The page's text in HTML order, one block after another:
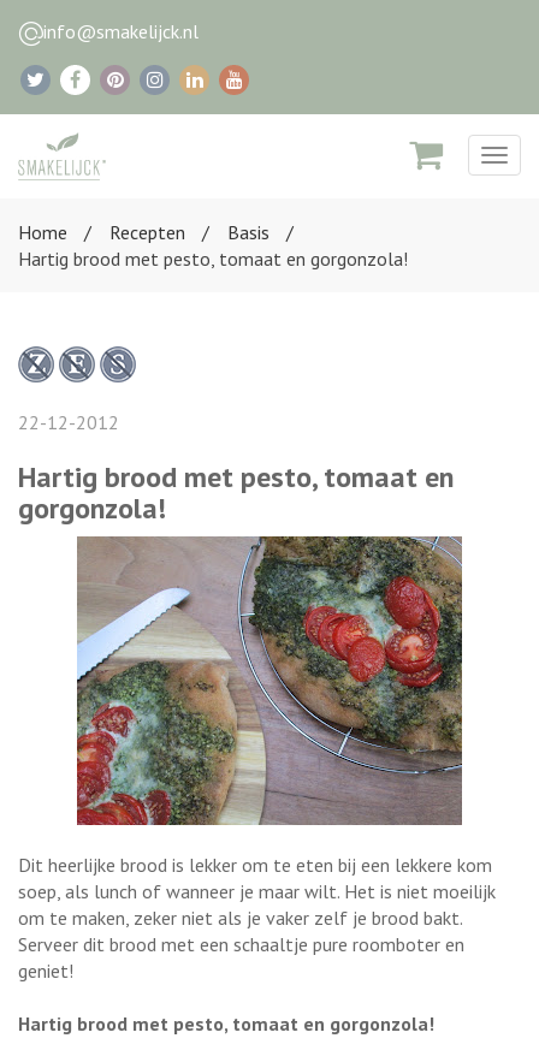
info@smakelijck.nl
Home
Recepten
Basis
Hartig brood met pesto, tomaat en gorgonzola!
22-12-2012
Hartig brood met pesto, tomaat en
gorgonzola!
Dit heerlijke brood is lekker om te eten bij een lekkere kom
soep, als lunch of wanneer je maar wilt. Het is niet moeilijk
om te maken, zeker niet als je vaker zelf je brood bakt.
Serveer dit brood met een schaaltje pure roomboter en
geniet!
Hartig brood met pesto, tomaat en gorgonzola!